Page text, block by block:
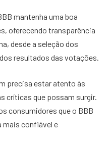
mantenha uma boa
oferecendo transparência
desde a seleção dos
resultados das votações.
precisa estar atento às
críticas que possam surgir.
consumidores que o BBB
mais confiável e